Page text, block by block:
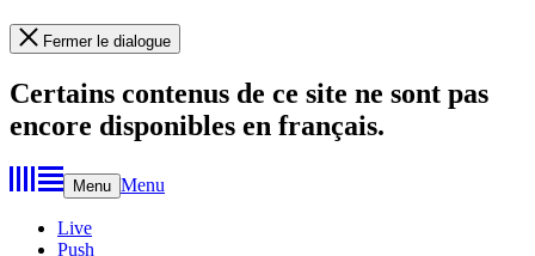
Fermer le dialogue
Certains contenus de ce site ne sont pas
encore disponibles en français.
Menu Menu
Live
Push